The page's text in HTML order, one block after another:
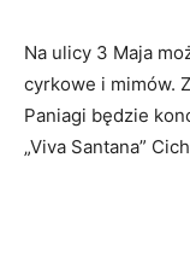
Na ulicy 3 Maja
cyrkowe i mimów.
Paniagi będzie
„Viva Santana”